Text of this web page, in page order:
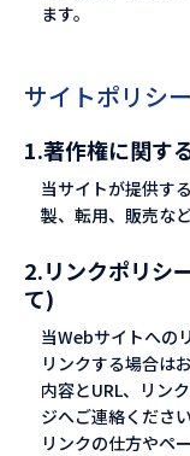
ます。
サイトポリシー
1.著作権に関す
当サイトが提供す
製、転用、販売な
2.リンクポリシ
て)
当Webサイトへの
リンクする場合は
内容とURL、リン
ジへご連絡ください
リンクの仕方やペ